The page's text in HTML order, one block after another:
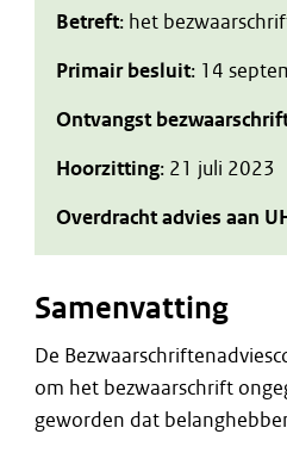
Betreft: het
Primair besluit: 14
Ontvangst
Hoorzitting: 21 juli 2023
Overdracht advies aan
Samenvatting
De
om het bezwaarschrift
geworden dat